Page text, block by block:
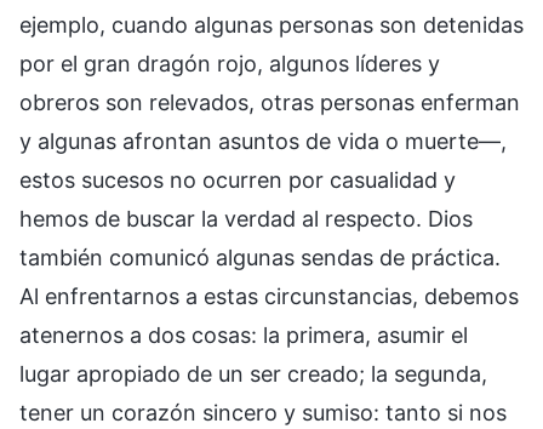
ejemplo, cuando algunas personas son detenidas
por el gran dragón rojo, algunos líderes y
obreros son relevados, otras personas enferman
y algunas afrontan asuntos de vida o muerte—,
estos sucesos no ocurren por casualidad y
hemos de buscar la verdad al respecto. Dios
también comunicó algunas sendas de práctica.
Al enfrentarnos a estas circunstancias, debemos
atenernos a dos cosas: la primera, asumir el
lugar apropiado de un ser creado; la segunda,
tener un corazón sincero y sumiso: tanto si nos